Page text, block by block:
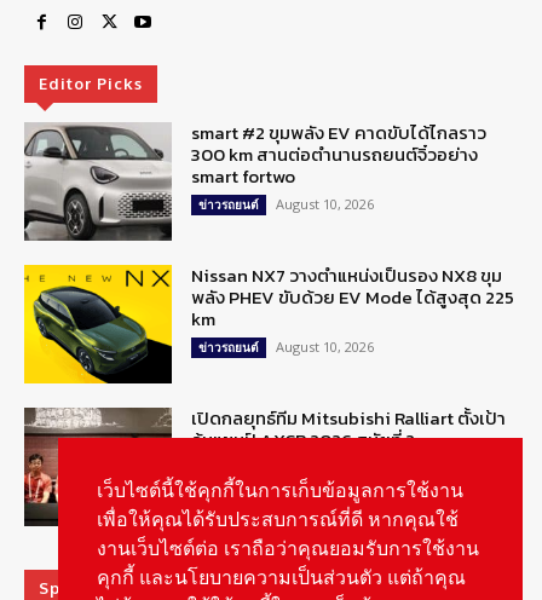
Editor Picks
smart #2 ขุมพลัง EV คาดขับได้ไกลราว
300 km สานต่อตำนานรถยนต์จิ๋วอย่าง
smart fortwo
ข่าวรถยนต์ August 10, 2026
Nissan NX7 วางตำแหน่งเป็นรอง NX8 ขุม
พลัง PHEV ขับด้วย EV Mode ได้สูงสุด 225
km
ข่าวรถยนต์ August 10, 2026
เปิดกลยุทธ์ทีม Mitsubishi Ralliart ตั้งเป้า
ลุ้นแชมป์ AXCR 2026 สมัยที่ 2
Special Picks
เว็บไซต์นี้ใช้คุกกี้ในการเก็บข้อมูลการใช้งาน
เพื่อให้คุณได้รับประสบการณ์ที่ดี หากคุณใช้
งานเว็บไซต์ต่อ เราถือว่าคุณยอมรับการใช้งาน
คุกกี้ และนโยบายความเป็นส่วนตัว แต่ถ้าคุณ